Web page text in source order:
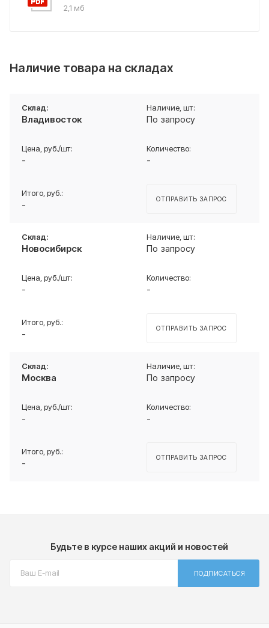
2,1 мб
Наличие товара на складах
Владивосток По запросу
- -
- ОТПРАВИТЬ ЗАПРОС
Новосибирск По запросу
- -
- ОТПРАВИТЬ ЗАПРОС
Москва По запросу
- -
- ОТПРАВИТЬ ЗАПРОС
Будьте в курсе наших акций и новостей
ПОДПИСАТЬСЯ